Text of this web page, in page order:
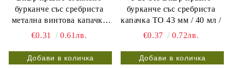
бурканче със сребриста
метална винтова капачка
ТО 43 mm / 25 мл /
€0.31 0.61лв.
бурканче със сребриста
капачка ТО 43 мм / 40 мл /
€0.37
0.72лв.